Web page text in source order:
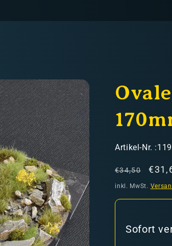
SKU:
Artikel-Nr.
Normaler
Preis
€34,50
inkl. MwSt.
Sofort